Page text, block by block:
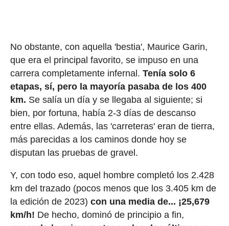
No obstante, con aquella 'bestia', Maurice Garin,
que era el principal favorito, se impuso en una
carrera completamente infernal. Tenía solo 6
etapas, sí, pero la mayoría pasaba de los 400
km. Se salía un día y se llegaba al siguiente; si
bien, por fortuna, había 2-3 días de descanso
entre ellas. Además, las 'carreteras' eran de tierra,
más parecidas a los caminos donde hoy se
disputan las pruebas de gravel.
Y, con todo eso, aquel hombre completó los 2.428
km del trazado (pocos menos que los 3.405 km de
la edición de 2023) con una media de... ¡25,679
km/h! De hecho, dominó de principio a fin,